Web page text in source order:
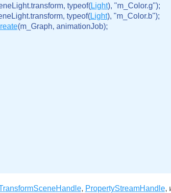
typeof(
Light), "m_Color.g");
typeof(
Light), "m_Color.b");
(m_Graph, animationJob);
, PropertyStreamHandle,